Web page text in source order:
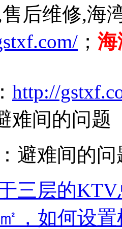
后维修,海
； 海
http://
难间的问题
避难间的问
三层的KTV
，如何设